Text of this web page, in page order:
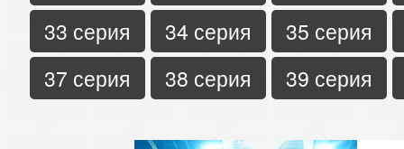
33 серия
34 серия
35 серия
37 серия
38 серия 39 серия